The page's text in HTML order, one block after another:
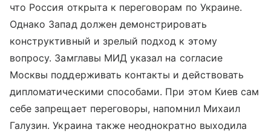
что Россия открыта к переговорам по Украине.
Однако Запад должен демонстрировать
конструктивный и зрелый подход к этому
вопросу. Замглавы МИД указал на согласие
Москвы поддерживать контакты и действовать
дипломатическими способами. При этом Киев сам
себе запрещает переговоры, напомнил Михаил
Галузин. Украина также неоднократно выходила